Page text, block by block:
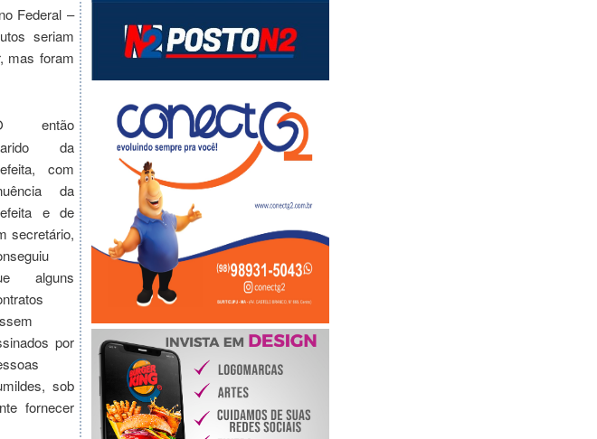
Federal –
seriam
mas foram
então
da
com
da
e de
secretário,
alguns
por
sob
fornecer